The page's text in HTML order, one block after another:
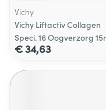
Vichy
Vichy Liftactiv Collagen
Speci. 16 Oogverzorg
€ 34,63